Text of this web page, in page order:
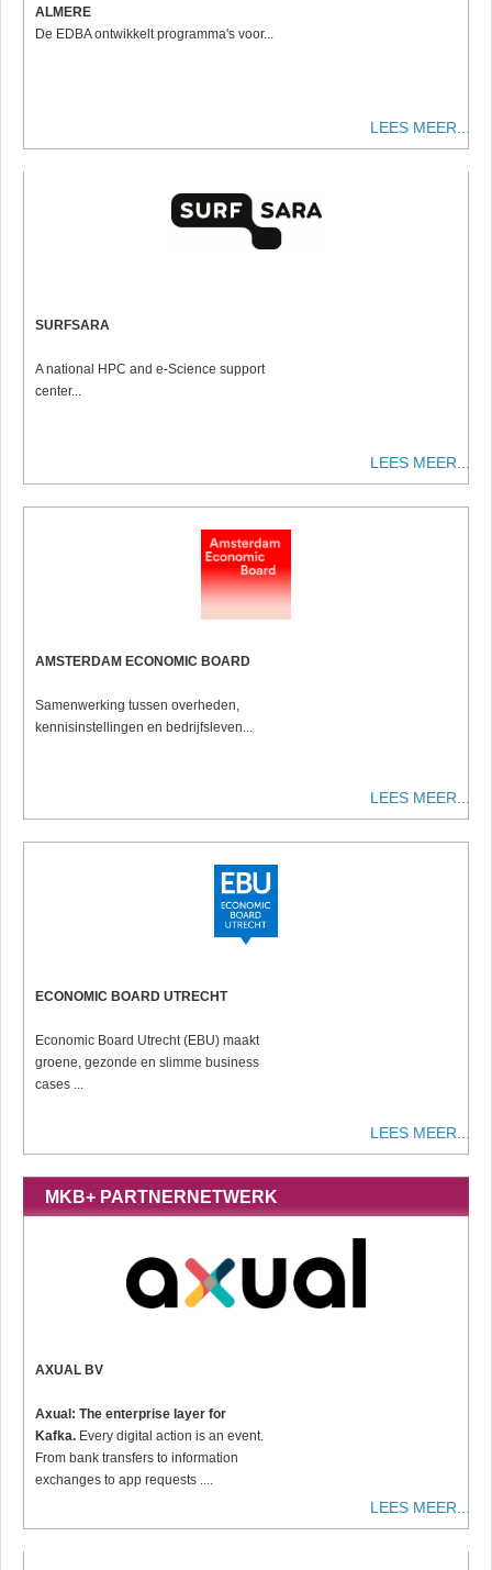
ALMERE
De EDBA ontwikkelt programma's voor...
LEES MEER...
SURFSARA
A national HPC and e-Science support
center...
LEES MEER...
AMSTERDAM ECONOMIC BOARD
Samenwerking tussen overheden,
kennisinstellingen en bedrijfsleven...
LEES MEER...
ECONOMIC BOARD UTRECHT
Economic Board Utrecht (EBU) maakt
groene, gezonde en slimme business
cases ...
LEES MEER...
MKB+ PARTNERNETWERK
AXUAL BV
Axual: The enterprise layer for
Kafka. Every digital action is an event.
From bank transfers to information
exchanges to app requests ....
LEES MEER...